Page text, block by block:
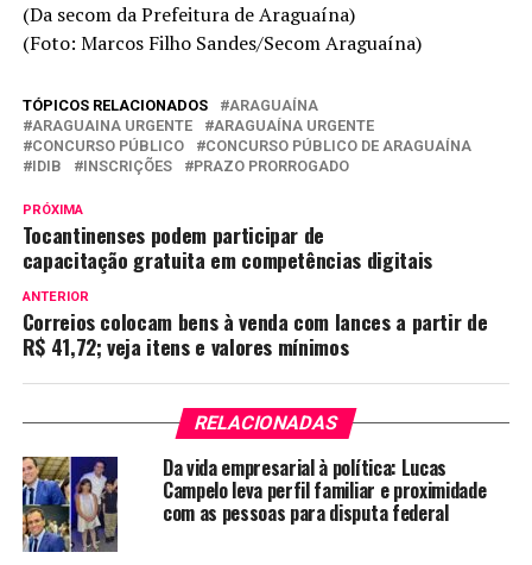
(Da secom da Prefeitura de Araguaína)
(Foto: Marcos Filho Sandes/Secom Araguaína)
TÓPICOS RELACIONADOS
ARAGUAÍNA
ARAGUAINA URGENTE
ARAGUAÍNA URGENTE
CONCURSO PÚBLICO
CONCURSO PÚBLICO DE ARAGUAÍNA
IDIB
INSCRIÇÕES PRAZO PRORROGADO
PRÓXIMA
Tocantinenses podem participar de
capacitação gratuita em competências digitais
ANTERIOR
Correios colocam bens à venda com lances a partir de
R$ 41,72; veja itens e valores mínimos
RELACIONADAS
Da vida empresarial à política: Lucas
Campelo leva perfil familiar e proximidade
com as pessoas para disputa federal